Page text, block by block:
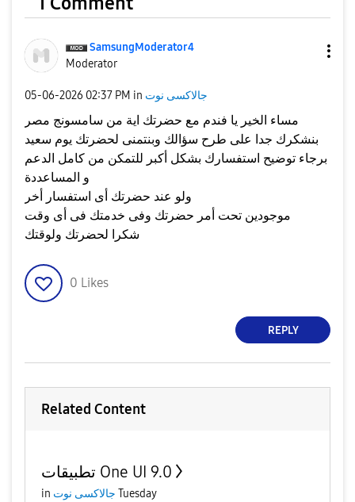
SamsungModerator4
Moderator
‎05-06-2026 02:37 PM in جالاكسى نوت
مساء الخير يا فندم مع حضرتك اية من سامسونج مصر
بنشكرك جدا على طرح سؤالك وبنتمنى لحضرتك يوم سعيد
برجاء توضيح استفسارك بشكل أكبر للتمكن من كامل الدعم
و المساعددة
ولو عند حضرتك أى استفسار أخر
موجودين تحت أمر حضرتك وفى خدمتك فى أى وقت
شكرا لحضرتك ولوقتك
0 Likes
REPLY
Related Content
تطبيقات One UI 9.0
in جالاكسى نوت Tuesday